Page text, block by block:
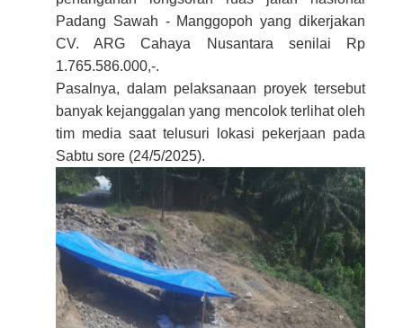
Padang Sawah - Manggopoh yang dikerjakan
CV. ARG Cahaya Nusantara senilai Rp
1.765.586.000,-.
Pasalnya, dalam pelaksanaan proyek tersebut
banyak kejanggalan yang mencolok terlihat oleh
tim media saat telusuri lokasi pekerjaan pada
Sabtu sore (24/5/2025).